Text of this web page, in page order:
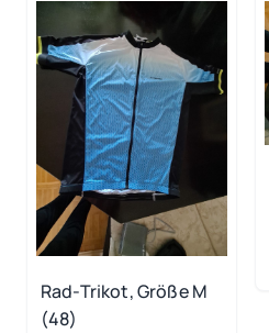
Rad-Trikot, Größe M
(48)